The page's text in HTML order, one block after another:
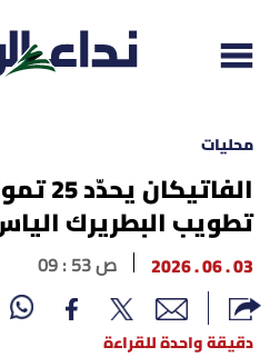
إقرأ الجريدة
لبنان
الغلاف
محليات
تطويب البطريرك
03 . 06 . 2026 09 : 53 ص
دقيقة واحدة للقراءة